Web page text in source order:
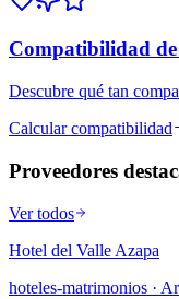
Compatibilidad de
Descubre qué tan
Calcular compatibilidad
Proveedores
Ver todos
Hotel del Valle Azapa
hoteles-matrimonios ·